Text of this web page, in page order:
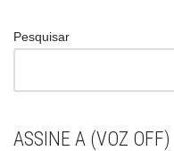
Pesquisar
ASSINE A (VOZ OFF)